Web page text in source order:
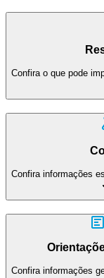
Confira o que pode
Confira informações
Confira informações